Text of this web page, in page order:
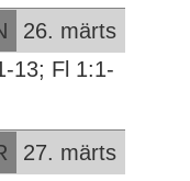
26. märts
13; Fl 1:1-
27. märts